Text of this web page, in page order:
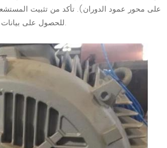
على محور عمود الدوران). تأكد من تثبيت
جميعها - الأفقي (H) والرأسي (V) والمحوري (A) - للحصول على بيانات اهتزاز دقيقة.